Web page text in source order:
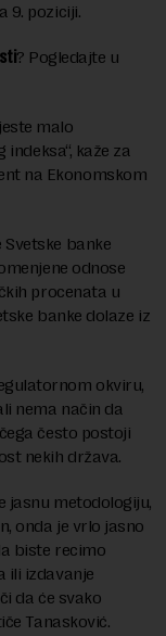
9. poziciji.
? Pogledajte u
malo
kaže za
na Ekonomskom
banke
odnose
procenata u
banke dolaze iz
okviru,
nema način da
često postoji
nekih država.
jasnu metodologiju,
onda je vrlo jasno
biste recimo
ili izdavanje
da će svako
Tanasković.